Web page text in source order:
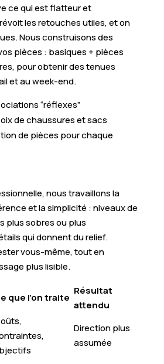
ce qui est flatteur et
les retouches utiles, et on
Nous construisons des
pièces : basiques + pièces
pour obtenir des tenues
et au week-end.
“réflexes”
de chaussures et sacs
de pièces pour chaque
nous travaillons la
et la simplicité : niveaux de
plus sobres ou plus
qui donnent du relief.
vous-même, tout en
plus lisible.
que l’on traite
Résultat
attendu
Direction plus
assumée